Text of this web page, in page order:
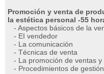
Promoción y venta de
la estética personal -55
- Aspectos básicos de la
- EI vendedor
- La comunicación
- Técnicas de venta
- La promoción de ventas y
- Procedimientos de